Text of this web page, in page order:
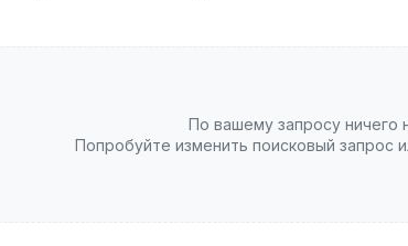
По вашему запросу ничего
Попробуйте изменить поисковый запрос